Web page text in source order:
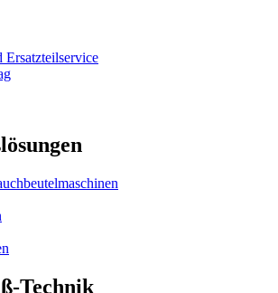
Ersatzteil­service
Technik